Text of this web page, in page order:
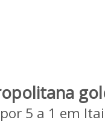
por 5 a 1 em